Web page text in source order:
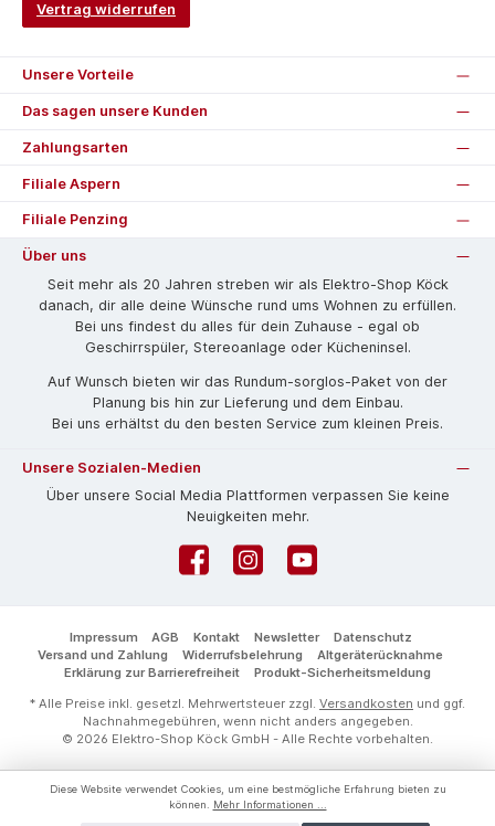
Vertrag widerrufen
Unsere Vorteile
Das sagen unsere Kunden
Zahlungsarten
Filiale Aspern
Filiale Penzing
Über uns
Seit mehr als 20 Jahren streben wir als Elektro-Shop Köck
danach, dir alle deine Wünsche rund ums Wohnen zu erfüllen.
Bei uns findest du alles für dein Zuhause - egal ob
Geschirrspüler, Stereoanlage oder Kücheninsel.
Auf Wunsch bieten wir das Rund­um-sorg­los-Pa­ket von der
Planung bis hin zur Lieferung und dem Einbau.
Bei uns erhältst du den besten Service zum kleinen Preis.
Unsere Sozialen-Medien
Über unsere Social Media Plattformen verpassen Sie keine
Neuigkeiten mehr.
FacebookInstagramYouTube
Impressum AGB Kontakt Newsletter
Datenschutz
Versand und Zahlung
Widerrufsbelehrung
Altgeräterücknahme
Erklärung zur Barrierefreiheit
Produkt-Sicherheitsmeldung
* Alle Preise inkl. gesetzl. Mehrwertsteuer zzgl. Versandkosten und ggf.
Nachnahmegebühren, wenn nicht anders angegeben.
© 2026 Elektro-Shop Köck GmbH - Alle Rechte vorbehalten.
Diese Website verwendet Cookies, um eine bestmögliche Erfahrung bieten zu
können.
Mehr Informationen ...